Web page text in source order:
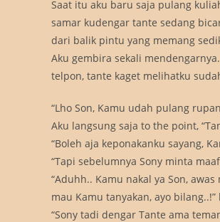
Saat itu aku baru saja pulang
samar kudengar tante sedang
dari balik pintu yang memang
Aku gembira sekali
telpon, tante kaget melihatku
“Lho Son, Kamu udah pulang
Aku langsung saja to the point,
“Boleh aja keponakanku sayang,
“Tapi sebelumnya Sony minta
“Aduhh.. Kamu nakal ya Son,
mau Kamu tanyakan, ayo
“Sony tadi dengar Tante ama